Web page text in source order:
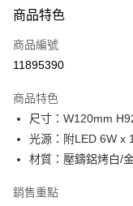
信用卡一次付款
LINE Pay
街口支付
悠遊付
商品特色
商品編號
11895390
商品特色
尺寸：W120mm
光源：附LED 6W x
材質：壓鑄鋁烤白/
銷售重點